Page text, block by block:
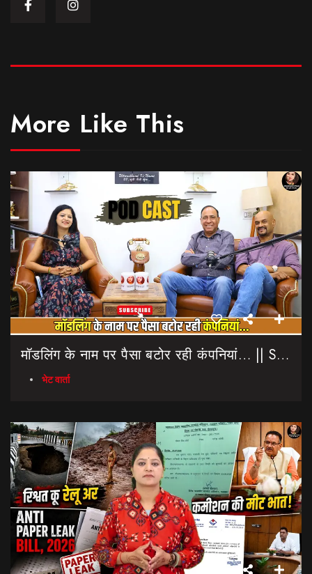
More Like This
मॉडलिंग के नाम पर पैसा बटोर रही कंपनियां… || Sinmit Communications || Miss Uttarakhand 2026
भेट वार्ता